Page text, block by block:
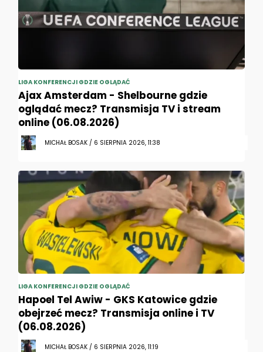
LIGA KONFERENCJI GDZIE OGLĄDAĆ
Ajax Amsterdam - Shelbourne gdzie
oglądać mecz? Transmisja TV i stream
online (06.08.2026)
MICHAŁ BOSAK / 6 SIERPNIA 2026, 11:38
LIGA KONFERENCJI GDZIE OGLĄDAĆ
Hapoel Tel Awiw - GKS Katowice gdzie
obejrzeć mecz? Transmisja online i TV
(06.08.2026)
MICHAŁ BOSAK / 6 SIERPNIA 2026, 11:19